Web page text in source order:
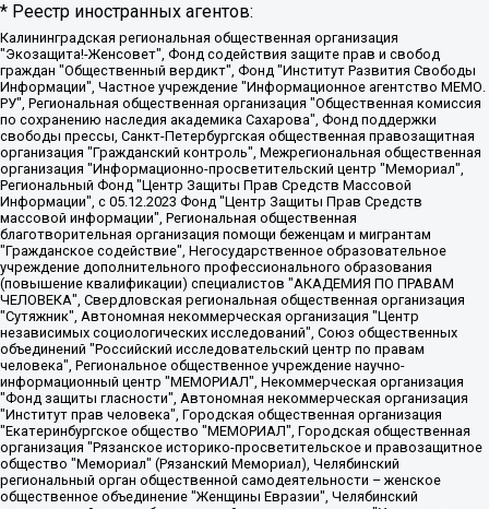
* Реестр иностранных агентов:
Калининградская региональная общественная организация "Экозащита!-Женсовет", Фонд содействия защите прав и свобод граждан "Общественный вердикт", Фонд "Институт Развития Свободы Информации", Частное учреждение "Информационное агентство МЕМО. РУ", Региональная общественная организация "Общественная комиссия по сохранению наследия академика Сахарова", Фонд поддержки свободы прессы, Санкт-Петербургская общественная правозащитная организация "Гражданский контроль", Межрегиональная общественная организация "Информационно-просветительский центр "Мемориал", Региональный Фонд "Центр Защиты Прав Средств Массовой Информации", с 05.12.2023 Фонд "Центр Защиты Прав Средств массовой информации", Региональная общественная благотворительная организация помощи беженцам и мигрантам "Гражданское содействие", Негосударственное образовательное учреждение дополнительного профессионального образования (повышение квалификации) специалистов "АКАДЕМИЯ ПО ПРАВАМ ЧЕЛОВЕКА", Свердловская региональная общественная организация "Сутяжник", Автономная некоммерческая организация "Центр независимых социологических исследований", Союз общественных объединений "Российский исследовательский центр по правам человека", Региональное общественное учреждение научно-информационный центр "МЕМОРИАЛ", Некоммерческая организация "Фонд защиты гласности", Автономная некоммерческая организация "Институт прав человека", Городская общественная организация "Екатеринбургское общество "МЕМОРИАЛ", Городская общественная организация "Рязанское историко-просветительское и правозащитное общество "Мемориал" (Рязанский Мемориал), Челябинский региональный орган общественной самодеятельности – женское общественное объединение "Женщины Евразии", Челябинский региональный орган общественной самодеятельности "Уральская правозащитная группа", Фонд содействия защите здоровья и социальной справедливости имени Андрея Рылькова, Автономная Некоммерческая Организация "Аналитический Центр Юрия Левады", Автономная некоммерческая организация социальной поддержки населения "Проект Апрель", Региональная общественная организация помощи женщинам и детям, находящимся в кризисной ситуации "Информационно-методический центр "Анна", Фонд содействия развитию массовых коммуникаций и правовому просвещению "Так-так-Так", Фонд содействия устойчивому развитию "Серебряная тайга", Свердловский региональный общественный фонд социальных проектов "Новое время", "Idel.Реалии", Кавказ.Реалии, Крым.Реалии, Телеканал Настоящее Время, Татаро-башкирская служба Радио Свобода (Azatliq Radiosi), Радио Свободная Европа/Радио Свобода (PCE/PC), "Сибирь.Реалии", "Фактограф", Благотворительный фонд помощи осужденным и их семьям, Автономная некоммерческая организация "Институт глобализации и социальных движений", Фонд "В защиту прав заключенных", Частное учреждение "Центр поддержки и содействия развитию средств массовой информации", Пензенский региональный общественный благотворительный фонд "Гражданский союз", "Север.Реалии", Некоммерческая организация Фонд "Правовая инициатива", Общество с ограниченной ответственностью "Радио Свободная Европа/Радио Свобода", Чешское информационное агентство "MEDIUM-ORIENT", Красноярская региональная общественная организация "Мы против СПИДа", Камалягин Денис Николаевич, Маркелов Сергей Евгеньевич, Пономарев Лев Александрович, Савицкая Людмила Алексеевна, Автономная некоммерческая организация "Центр по работе с проблемой насилия "НАСИЛИЮ.НЕТ", Межрегиональный профессиональный союз работников здравоохранения "Альянс врачей", Юридическое лицо, зарегистрированное в Латвийской Республике, SIA "Medusa Project" (регистрационный номер 40103797863, дата регистрации 10.06.2014), Некоммерческая организация "Фонд по борьбе с коррупцией", Автономная некоммерческая организация "Институт права и публичной политики", Баданин Роман Сергеевич, Гликин Максим Александрович, Железнова Мария Михайловна, Лукьянова Юлия Сергеевна, Маетная Елизавета Витальевна, Маняхин Петр Борисович, Чуракова Ольга Владимировна, Ярош Юлия Петровна, Юридическое лицо "The Insider SIA", зарегистрированное в Риге, Латвийская Республика (дата регистрации 26.06.2015), являющееся администратором доменного имени интернет-издания "The Insider SIA", https://theins.ru, Постернак Алексей Евгеньевич, Рубин Михаил Аркадьевич, Анин Роман Александрович, Юридическое лицо Istories fonds, зарегистрированное в Латвийской Республике (регистрационный номер 50008295751, дата регистрации 24.02.2020), Великовский Дмитрий Александрович, Долинина Ирина Николаевна, Мароховская Алеся Алексеевна, Шлейнов Роман Юрьевич, Шмагун Олеся Валентиновна, Общество с ограниченной ответственностью "Альтаир 2021", Общество с ограниченной ответственностью "Вега 2021", Общество с ограниченной ответственностью "Главный редактор 2021", Общество с ограниченной ответственностью "Ромашки монолит", Важенков Артем Валерьевич, Ивановская областная общественная организация "Центр гендерных исследований", Гурман Юрий Альбертович, Медиапроект "ОВД-Инфо", Егоров Владимир Владимирович, Жилинский Владимир Александрович, Общество с ограниченной ответственностью "ЗП", Иванова София Юрьевна, Карезина Инна Павловна, Кильтау Екатерина Викторовна, Петров Алексей Викторович, Пискунов Сергей Евгеньевич, Смирнов Сергей Сергеевич, Тихонов Михаил Сергеевич, Общество с ограниченной ответственностью "ЖУРНАЛИСТ-ИНОСТРАННЫЙ АГЕНТ", Арапова Галина Юрьевна, Вольтская Татьяна Анатольевна, Американская компания "Mason G.E.S. Anonymous Foundation" (США), являющаяся владельцем интернет-издания https://mnews.world/, Компания "Stichting Bellingcat", зарегистрированная в Нидерландах (дата регистрации 11.07.2018), Захаров Андрей Вячеславович, Клепиковская Екатерина Дмитриевна, Общество с ограниченной ответственностью "МЕМО", Перл Роман Александрович, Симонов Евгений Алексеевич, Соловьева Елена Анатольевна, Сотников Даниил Владимирович, Сурначева Елизавета Дмитриевна, Автономная некоммерческая организация по защите прав человека и информированию населения "Якутия – Наше Мнение", Общество с ограниченной ответственностью "Москоу диджитал медиа", с 26.01.2023 Общество с ограниченной ответственностью "Чайка Белые сады", Ветошкина Валерия Валерьевна, Заговора Максим Александрович, Межрегиональное общественное движение "Российская ЛГБТ - сеть", Оленичев Максим Владимирович, Павлов Иван Юрьевич, Скворцова Елена Сергеевна, Общество с ограниченной ответственностью "Как бы инагент", Кочетков Игорь Викторович, Общество с ограниченной ответственностью "Честные выборы", Еланчик Олег Александрович, Общество с ограниченной ответственностью "Нобелевский призыв", Гималова Регина Эмилевна, Григорьев Андрей Валерьевич, Григорьева Алина Александровна, Ассоциация по содействию защите прав призывников, альтернативнослужащих и военнослужащих "Правозащитная группа "Гражданин.Армия.Право", Хисамова Регина Фаритовна, Автономная некоммерческая организация по реализации социально-правовых программ "Лилит", Дальневосточное общественное движение "Маяк", Санкт-Петербургская ЛГБТ-инициативная группа "Выход", Инициативная группа ЛГБТ+ "Реверс", Алексеев Андрей Викторович, Бекбулатова Таисия Львовна, Беляев Иван Михайлович, Владыкина Елена Сергеевна, Гельман Марат Александрович, Никульшина Вероника Юрьевна, Толоконникова Надежда Андреевна, Шендерович Виктор Анатольевич, Общество с ограниченной ответственностью "Данное сообщение", Общество с ограниченной ответственностью Издательский дом "Новая глава", Айнбиндер Александра Александровна, Московский комьюнити-центр для ЛГБТ+инициатив, Благотворительный фонд развития филантропии, Deutsche Welle (Германия, Kurt-Schumacher-Strasse 3, 53113 Bonn), Борзунова Мария Михайловна, Воробьев Виктор Викторович, Голубева Анна Львовна, Константинова Алла Михайловна, Малкова Ирина Владимировна, Мурадов Мурад Абдулгалимович, Осетинская Елизавета Николаевна, Понасенков Евгений Николаевич, Ганапольский Матвей Юрьевич, Киселев Евгений Алексеевич, Борухович Ирина Григорьевна, Дремин Иван Тимофеевич, Дубровский Дмитрий Викторович, Красноярская региональная общественная организация поддержки и развития альтернативных образовательных технологий и межкультурных коммуникаций "ИНТЕРРА", Маяковская Екатерина Алексеевна, Фейгин Марк Захарович, Филимонов Андрей Викторович, Дзугкоева Регина Николаевна, Доброхотов Роман Александрович, Дудь Юрий Александрович, Елкин Сергей Владимирович, Кругликов Кирилл Игоревич, Сабунаева Мария Леонидовна, Семенов Алексей Владимирович, Шаинян Карен Багратович, Шульман Екатерина Михайловна, Асафьев Артур Валерьевич, Вахштайн Виктор Семенович, Венедиктов Алексей Алексеевич, Лушникова Екатерина Евгеньевна, Волков Леонид Михайлович, Невзоров Александр Глебович, Пархоменко Сергей Борисович, Сироткин Ярослав Николаевич, Кара-Мурза Владимир Владимирович, Баранова Наталья Владимировна, Гозман Леонид Яковлевич, Кагарлицкий Борис Юльевич, Климарев Михаил Валерьевич, Милов Владимир Станиславович, Автономная некоммерческая организация Краснодарский центр современного искусства "Типография", Моргенштерн Алишер Тагирович, Соболь Любовь Эдуардовна, Общество с ограниченной ответственностью "ЛИЗА НОРМ", Каспаров Гарри Кимович, Ходорковский Михаил Борисович, Общество с ограниченной ответственностью "Апрельские тезисы", Данилович Ирина Брониславовна, Кашин Олег Владимирович, Петров Николай Владимирович, Пивоваров Алексей Владимирович, Соколов Михаил Владимирович, Цветкова Юлия Владимировна, Чичваркин Евгений Александрович, Комитет против пыток/Команда против пыток, Общество с ограниченной ответственностью "Первый научный", Общество с ограниченной ответственностью "Вертолет и ко", Белоцерковская Вероника Борисовна, Кац Максим Евгеньевич, Лазарева Татьяна Юрьевна, Шаведдинов Руслан Табризович, Яшин Илья Валерьевич, Общество с ограниченной ответственностью "Иноагент ААВ", Алешковский Дмитрий Петрович, Альбац Евгения Марковна, Быков Дмитрий Львович, Галямина Юлия Евгеньевна, Лойко Сергей Леонидович, Мартынов Кирилл Константинович, Медведев Сергей Александрович, Крашенинников Федор Геннадиевич, Гордеева Катерина Вл